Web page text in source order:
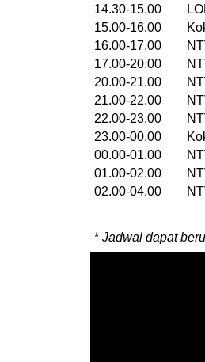
14.30-15.00
15.00-16.00 Kok
16.00-17.00
17.00-20.00
20.00-21.00
21.00-22.00
22.00-23.00
23.00-00.00 Kok
00.00-01.00
01.00-02.00
02.00-04.00
* Jadwal dapat